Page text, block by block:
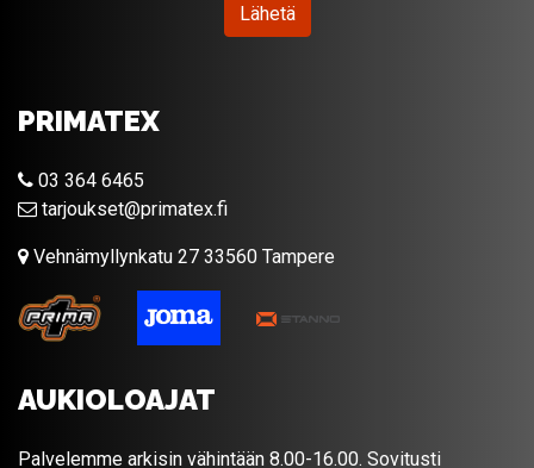
Lähetä
PRIMATEX
03 364 6465
tarjoukset@primatex.fi
Vehnämyllynkatu 27 33560 Tampere
AUKIOLOAJAT
Palvelemme arkisin vähintään 8.00-16.00. Sovitusti